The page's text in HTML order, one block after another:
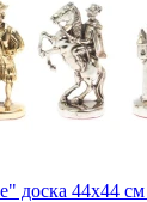
доска 44х44